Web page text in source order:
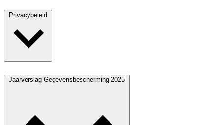
Privacybeleid
Jaarverslag Gegevensbescherming 2025